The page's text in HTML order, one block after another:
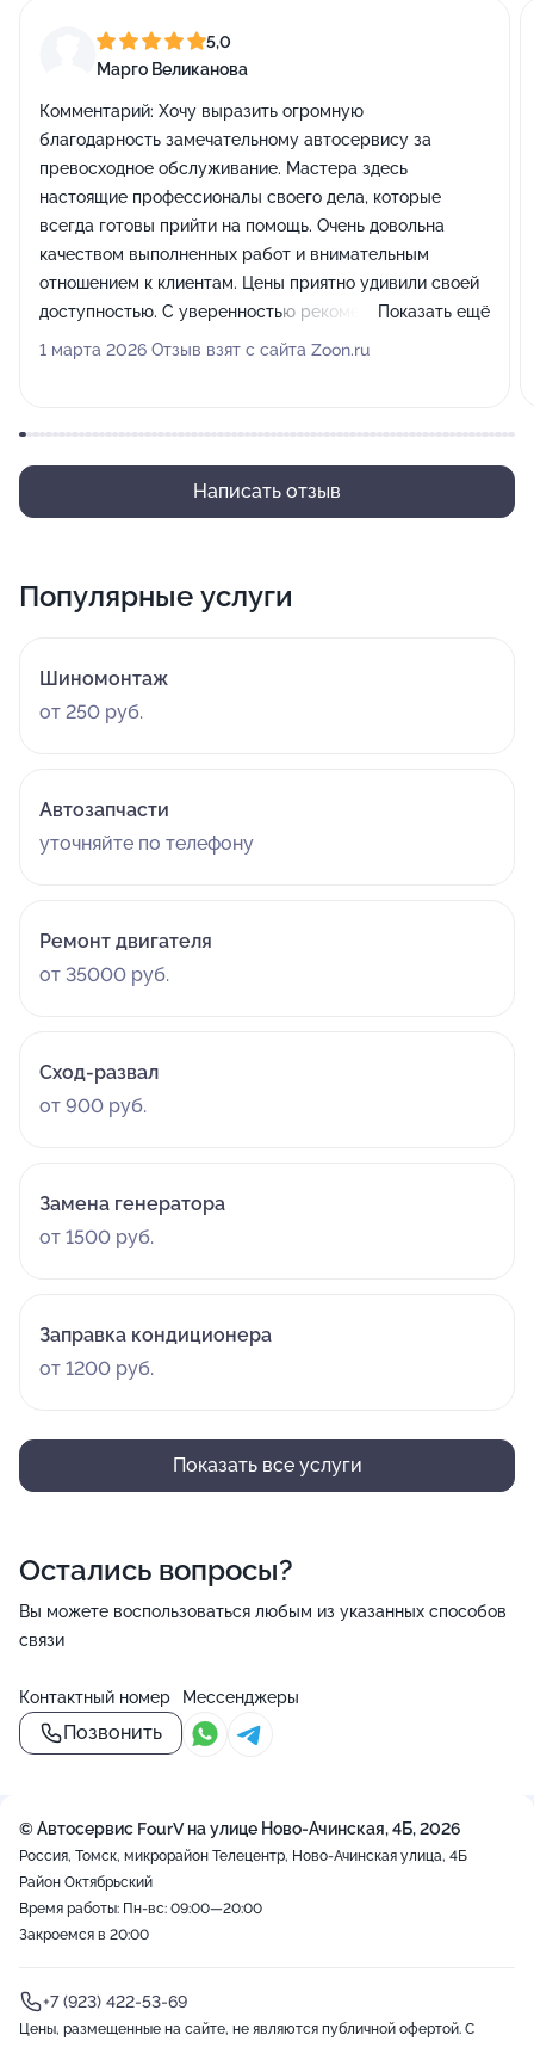
5,0
Марго Великанова
Комментарий: Хочу выразить огромную
благодарность замечательному автосервису за
превосходное обслуживание. Мастера здесь
настоящие профессионалы своего дела, которые
всегда готовы прийти на помощь. Очень довольна
качеством выполненных работ и внимательным
отношением к клиентам. Цены приятно удивили своей
доступностью. С уверенностью рекомендую этот
сервис всем своим знакомым!
Показать ещё
1 марта 2026 Отзыв взят с сайта Zoon.ru
Написать отзыв
Популярные услуги
Шиномонтаж
от 250 руб.
Автозапчасти
уточняйте по телефону
Ремонт двигателя
от 35000 руб.
Сход-развал
от 900 руб.
Замена генератора
от 1500 руб.
Заправка кондиционера
от 1200 руб.
Показать все услуги
Остались вопросы?
Вы можете воспользоваться любым из указанных способов
связи
Контактный номер
Позвонить
Мессенджеры
© Автосервис FourV на улице Ново-Ачинская, 4Б, 2026
Россия, Томск, микрорайон Телецентр, Ново-Ачинская улица, 4Б
Район Октябрьский
Время работы: Пн-вс: 09:00—20:00
Закроемся в 20:00
+7 (923) 422-53-69
Цены, размещенные на сайте, не являются публичной офертой. С